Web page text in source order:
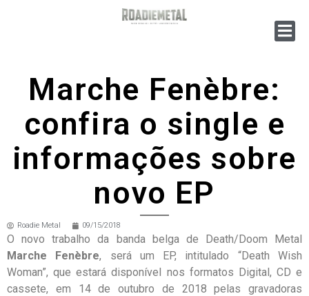
Marche Fenèbre:
confira o single e
informações sobre
novo EP
Roadie Metal 09/15/2018
O novo trabalho da banda belga de Death/Doom Metal
Marche Fenèbre, será um EP, intitulado “Death Wish
Woman”, que estará disponível nos formatos Digital, CD e
cassete, em 14 de outubro de 2018 pelas gravadoras